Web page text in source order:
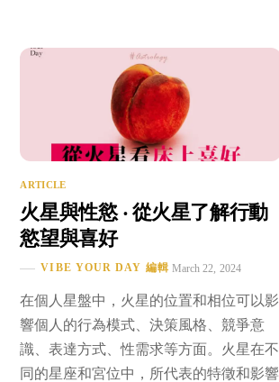
ARTICLE
火星與性慾 ‧ 從火星了解行動
慾望與喜好
VIBE YOUR DAY 編輯 March 22, 2024
在個人星盤中，火星的位置和相位可以影
響個人的行為模式、決策風格、競爭意
識、表達方式、性需求等方面。火星在不
同的星座和宮位中，所代表的特徵和影響